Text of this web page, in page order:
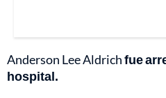
Anderson Lee Aldrichfue
hospital.